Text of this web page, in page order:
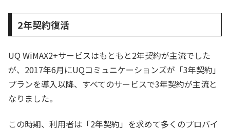
2年契約復活
UQ WiMAX2+サービスはもともと2年契約が主流でした
が、2017年6月にUQコミュニケーションズが「3年契約」
プランを導入以降、すべてのサービスで3年契約が主流と
なりました。
この時期、利用者は「2年契約」を求めて多くのプロバイ